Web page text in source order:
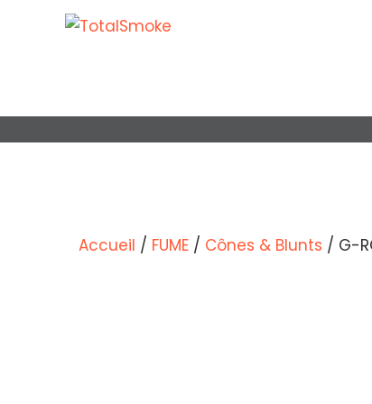
G-ROLLZ
Accueil / FUME / Cônes & Blunts / G-